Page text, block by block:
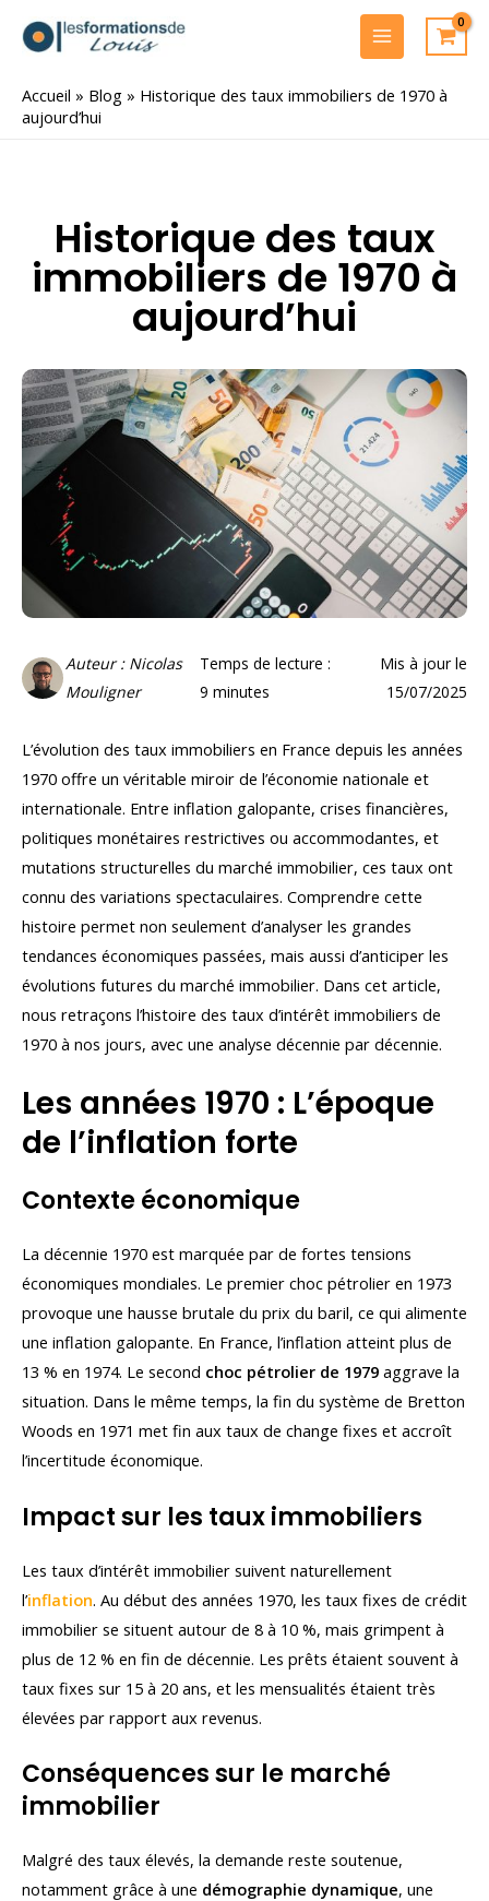
MAIN
MENU
Accueil » Blog » Historique des taux immobiliers de 1970 à
aujourd’hui
Historique des taux
immobiliers de 1970 à
aujourd’hui
Auteur : Nicolas
Mouligner
Temps de lecture :
9 minutes
Mis à jour le
15/07/2025
L’évolution des taux immobiliers en France depuis les années
1970 offre un véritable miroir de l’économie nationale et
internationale. Entre inflation galopante, crises financières,
politiques monétaires restrictives ou accommodantes, et
mutations structurelles du marché immobilier, ces taux ont
connu des variations spectaculaires. Comprendre cette
histoire permet non seulement d’analyser les grandes
tendances économiques passées, mais aussi d’anticiper les
évolutions futures du marché immobilier. Dans cet article,
nous retraçons l’histoire des taux d’intérêt immobiliers de
1970 à nos jours, avec une analyse décennie par décennie.
Les années 1970 : L’époque
de l’inflation forte
Contexte économique
La décennie 1970 est marquée par de fortes tensions
économiques mondiales. Le premier choc pétrolier en 1973
provoque une hausse brutale du prix du baril, ce qui alimente
une inflation galopante. En France, l’inflation atteint plus de
13 % en 1974. Le second choc pétrolier de 1979 aggrave la
situation. Dans le même temps, la fin du système de Bretton
Woods en 1971 met fin aux taux de change fixes et accroît
l’incertitude économique.
Impact sur les taux immobiliers
Les taux d’intérêt immobilier suivent naturellement
l’inflation. Au début des années 1970, les taux fixes de crédit
immobilier se situent autour de 8 à 10 %, mais grimpent à
plus de 12 % en fin de décennie. Les prêts étaient souvent à
taux fixes sur 15 à 20 ans, et les mensualités étaient très
élevées par rapport aux revenus.
Conséquences sur le marché
immobilier
Malgré des taux élevés, la demande reste soutenue,
notamment grâce à une démographie dynamique, une